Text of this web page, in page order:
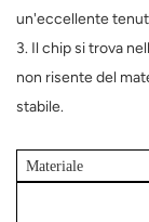
un'eccellente
3. Il chip si trova
non risente del
stabile.
Materiale